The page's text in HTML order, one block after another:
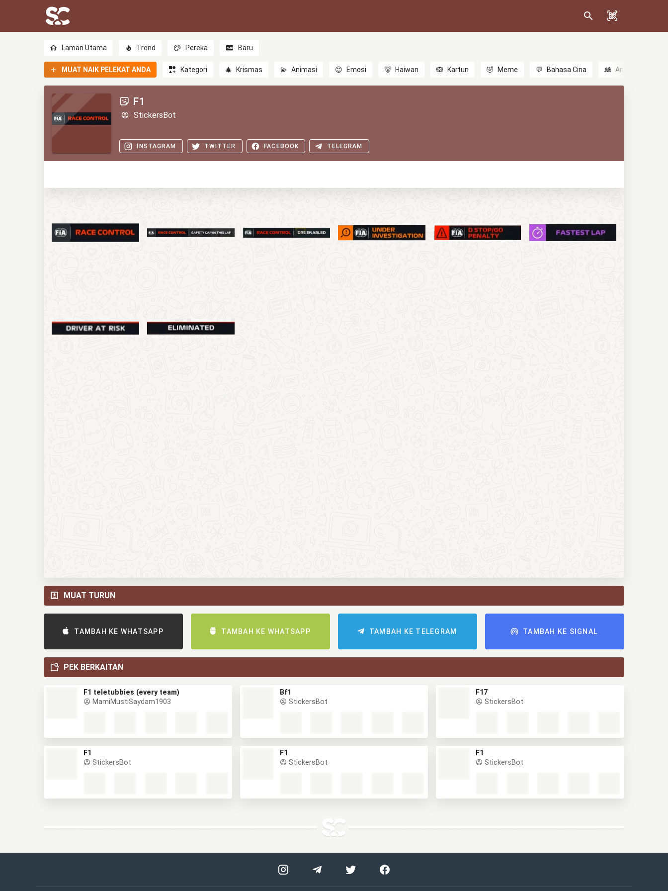
Laman Utama Trend Pereka Baru
MUAT NAIK PELEKAT ANDA Kategori 🎄 Krismas 💫 Animasi 😊 Emosi 🐻 Haiwan 🙉 Kartun 🤣 Meme 💬 Bahasa Cina 🎎 Anime
F1
StickersBot
INSTAGRAM TWITTER FACEBOOK TELEGRAM
MUAT TURUN
TAMBAH KE WHATSAPP TAMBAH KE WHATSAPP TAMBAH KE TELEGRAM TAMBAH KE SIGNAL
PEK BERKAITAN
F1 teletubbies (every team)
MamiMustiSaydam1903
Bf1
StickersBot
F17
StickersBot
F1
StickersBot
F1
StickersBot
F1
StickersBot